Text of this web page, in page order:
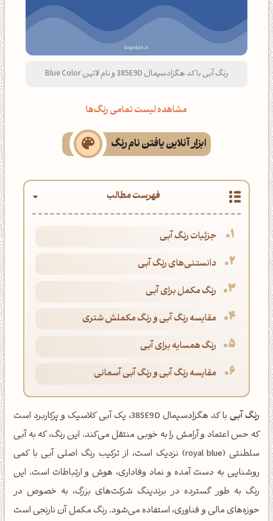
رنگ آبی با کد هگزادسیمال 385E9D و نام لاتین Blue Color
مشاهده لیست تمامی رنگ‌ها
ابزار آنلاین یافتن نام رنگ
فهرست مطالب
جزئیات رنگ آبی
دانستنی‌های رنگ آبی
رنگ مکمل برای آبی
مقایسه رنگ آبی و رنگ مکملش شتری
رنگ همسایه برای آبی
مقایسه رنگ آبی و رنگ آبی آسمانی
رنگ آبی
با کد هگزادسیمال 385E9D، یک آبی کلاسیک و پرکاربرد است
که حس اعتماد و آرامش را به خوبی منتقل می‌کند. این رنگ، که به آبی
سلطنتی (royal blue) نزدیک است، از ترکیب رنگ اصلی آبی با کمی
روشنایی به دست آمده و نماد وفاداری، هوش و ارتباطات است. این
رنگ به طور گسترده در برندینگ شرکت‌های بزرگ، به خصوص در
حوزه‌های مالی و فناوری، استفاده می‌شود. رنگ مکمل آن نارنجی است